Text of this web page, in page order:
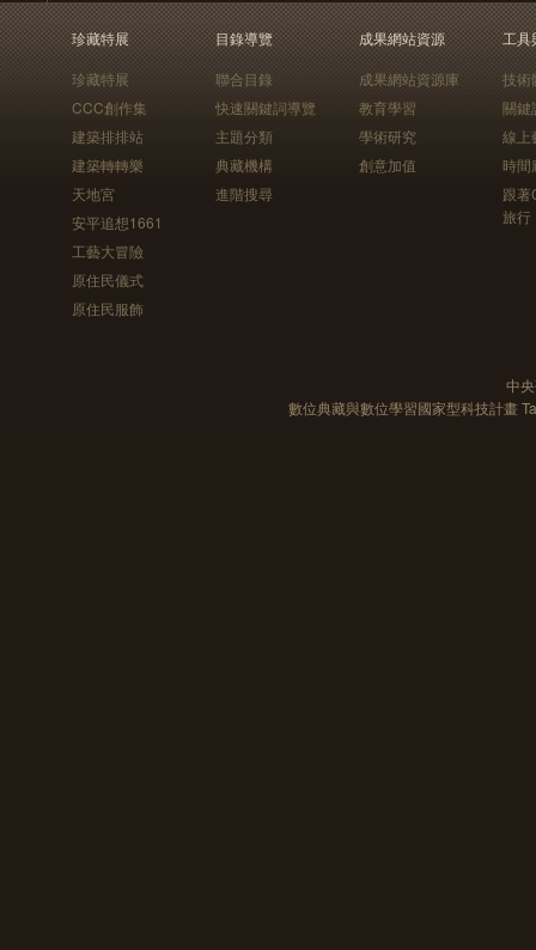
珍藏特展
珍藏特展
CCC創作集
建築排排站
建築轉轉樂
天地宮
安平追想1661
工藝大冒險
原住民儀式
原住民服飾
目錄導覽
聯合目錄
快速關鍵詞導覽
主題分類
典藏機構
進階搜尋
成果網站資源
成果網站資源庫
教育學習
學術研究
創意加值
工具
技術
關鍵
線上
時間
跟
旅行
中
數位典藏與數位學習國家型科技計畫